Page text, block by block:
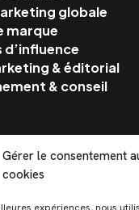
Gérer le consentement
cookies
globale
marque
& éditorial
& conseil